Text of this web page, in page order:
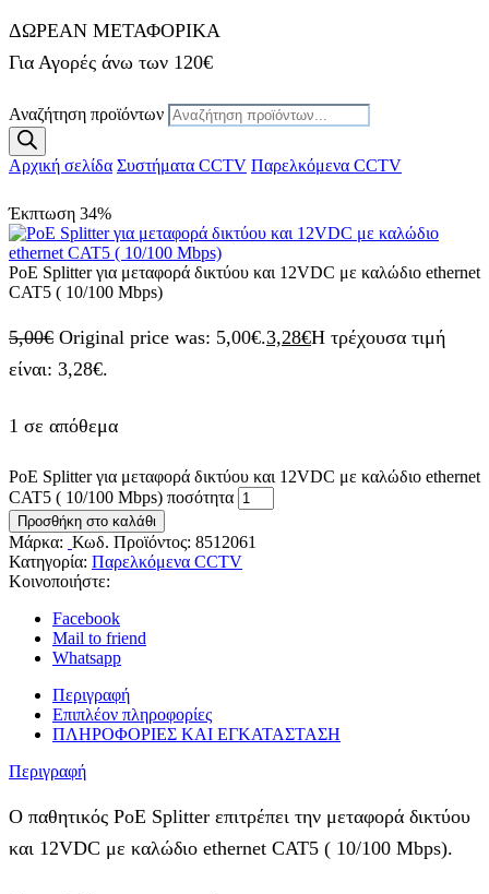
ΔΩΡΕΑΝ ΜΕΤΑΦΟΡΙΚΑ
Για Αγορές άνω των 120€
Αναζήτηση προϊόντων
Αρχική σελίδα Συστήματα CCTV Παρελκόμενα CCTV
Έκπτωση 34%
PoE Splitter για μεταφορά δικτύου και 12VDC με καλώδιο ethernet
CAT5 ( 10/100 Mbps)
5,00€ Original price was: 5,00€.3,28€Η τρέχουσα τιμή
είναι: 3,28€.
1 σε απόθεμα
PoE Splitter για μεταφορά δικτύου και 12VDC με καλώδιο ethernet
CAT5 ( 10/100 Mbps) ποσότητα
Προσθήκη στο καλάθι
Μάρκα: Κωδ. Προϊόντος: 8512061
Κατηγορία: Παρελκόμενα CCTV
Κοινοποιήστε:
Facebook
Mail to friend
Whatsapp
Περιγραφή
Επιπλέον πληροφορίες
ΠΛΗΡΟΦΟΡΙΕΣ ΚΑΙ ΕΓΚΑΤΑΣΤΑΣΗ
Περιγραφή
Ο παθητικός PoE Splitter επιτρέπει την μεταφορά δικτύου
και 12VDC με καλώδιο ethernet CAT5 ( 10/100 Mbps).